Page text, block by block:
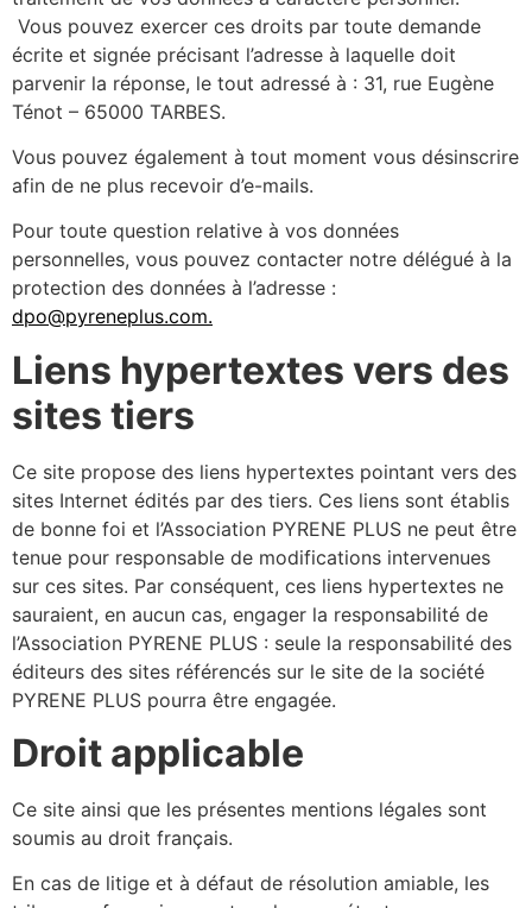
Vous pouvez exercer ces droits par toute demande
écrite et signée précisant l’adresse à laquelle doit
parvenir la réponse, le tout adressé à : 31, rue Eugène
Ténot – 65000 TARBES.
Vous pouvez également à tout moment vous désinscrire
afin de ne plus recevoir d’e-mails.
Pour toute question relative à vos données
personnelles, vous pouvez contacter notre délégué à la
protection des données à l’adresse :
dpo@pyreneplus.com.
Liens hypertextes vers des
sites tiers
Ce site propose des liens hypertextes pointant vers des
sites Internet édités par des tiers. Ces liens sont établis
de bonne foi et l’Association PYRENE PLUS ne peut être
tenue pour responsable de modifications intervenues
sur ces sites. Par conséquent, ces liens hypertextes ne
sauraient, en aucun cas, engager la responsabilité de
l’Association PYRENE PLUS : seule la responsabilité des
éditeurs des sites référencés sur le site de la société
PYRENE PLUS pourra être engagée.
Droit applicable
Ce site ainsi que les présentes mentions légales sont
soumis au droit français.
En cas de litige et à défaut de résolution amiable, les